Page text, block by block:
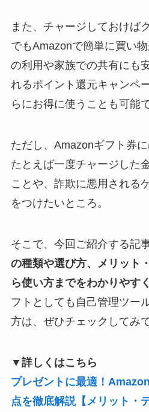
また、チャージしておけば
でもAmazonで簡単に買い
の利用や家族での共有にも
れるポイント還元キャンペ
らにお得に使うことも可能で
ただし、Amazonギフト券
たとえば一度チャージした
ことや、詐欺に悪用される
をつけたいところ。
そこで、今回ご紹介する記
の種類や選び方、メリット
ら使い方までをわかりやす
フトとしても自己管理ツー
方は、ぜひチェックしてみ
▼詳しくはこちら
プレゼントに最適！
点を徹底解説【メリット・